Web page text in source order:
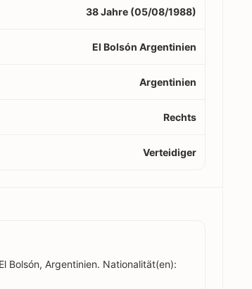
38 Jahre (05/08/1988)
El Bolsón Argentinien
Argentinien
Rechts
Verteidiger
Bolsón, Argentinien. Nationalität(en):